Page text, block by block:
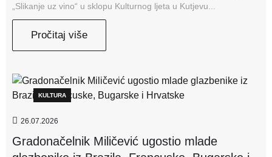
„Slikanje uz vino“ u sklopu Kulturnog ljeta u Kutjevu...
Pročitaj više
KULTURA
26.07.2026
Gradonačelnik Miličević ugostio mlade